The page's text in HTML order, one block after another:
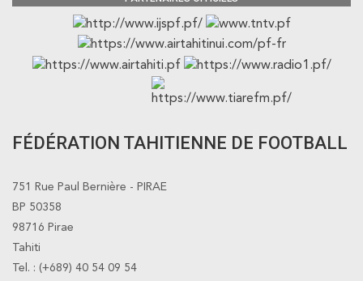
FÉDÉRATION TAHITIENNE DE FOOTBALL
751 Rue Paul Bernière - PIRAE
BP 50358
98716 Pirae
Tahiti
Tel. : (+689) 40 54 09 54